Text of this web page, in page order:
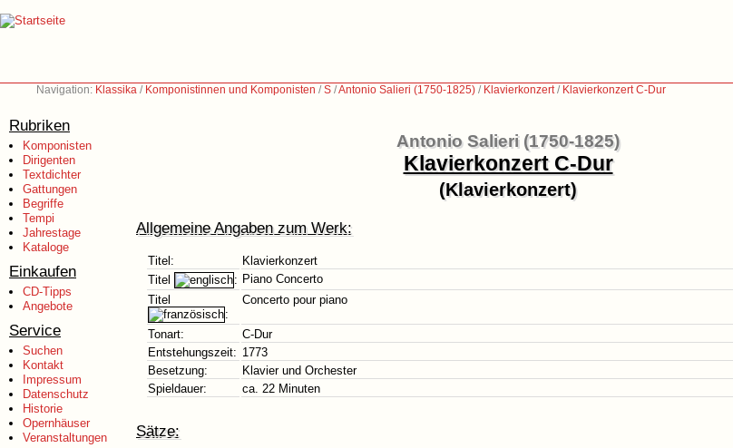
Navigation: Klassika / Komponistinnen und Komponisten /S /Antonio Salieri (1750-1825) / Klavierkonzert/ Klavierkonzert C-Dur
Rubriken
Komponisten
Dirigenten
Textdichter
Gattungen
Begriffe
Tempi
Jahrestage
Kataloge
Einkaufen
CD-Tipps
Angebote
Service
Suchen
Kontakt
Impressum
Datenschutz
Historie
Opernhäuser
Veranstaltungen
Antonio Salieri (1750-1825)
Klavierkonzert C-Dur
(Klavierkonzert)
Allgemeine Angaben zum Werk:
Titel:
Klavierkonzert
Titel
: Piano Concerto
Titel
:
Concerto pour piano
Tonart:
C-Dur
Entstehungszeit: 1773
Besetzung:
Klavier und Orchester
Spieldauer:
ca. 22 Minuten
Sätze: